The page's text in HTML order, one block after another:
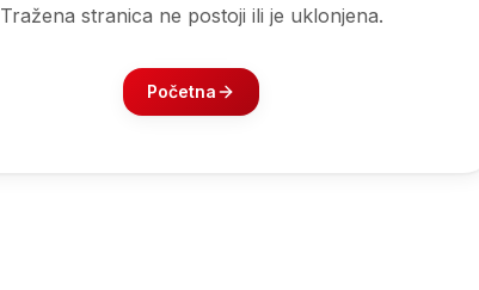
Tražena stranica ne postoji ili je uklonjena.
Početna